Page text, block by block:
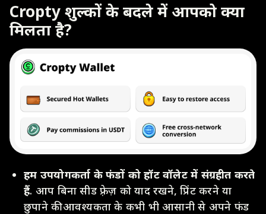
Cropty शुल्कों के बदले में आपको क्या
मिलता है?
हम उपयोगकर्ता के फंडों को हॉट वॉलेट में संग्रहीत करते
हैं. आप बिना सीड फ़्रेज़ को याद रखने, प्रिंट करने या
छुपाने की आवश्यकता के कभी भी आसानी से अपने फंड